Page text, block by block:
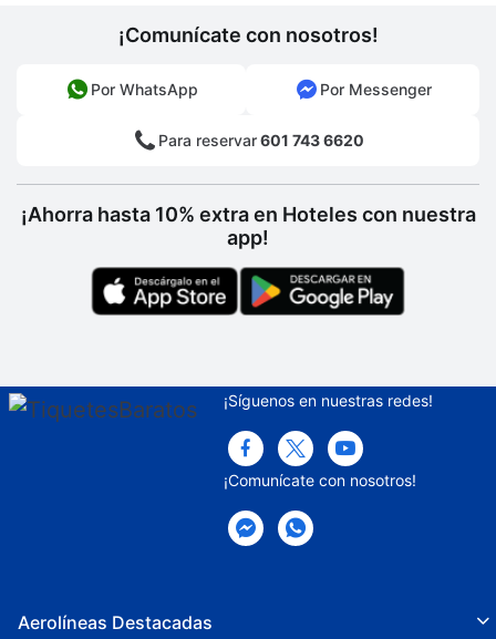
¡Comunícate con nosotros!
Por WhatsApp Por Messenger
Para reservar601 743 6620
¡Ahorra hasta 10% extra en Hoteles con nuestra
app!
¡Síguenos en nuestras redes!
¡Comunícate con nosotros!
Aerolíneas Destacadas